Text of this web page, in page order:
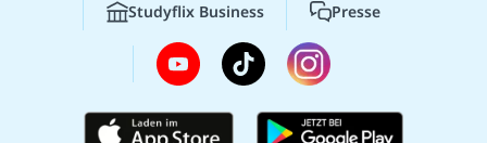
Studyflix Business Presse